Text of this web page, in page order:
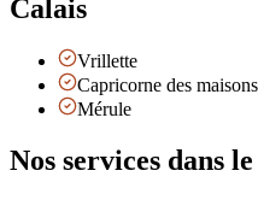
Calais
Vrillette
Capricorne des maisons
Mérule
Nos services dans